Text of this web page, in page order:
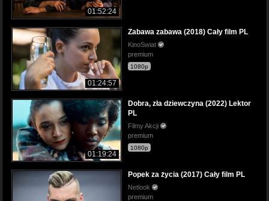
01:52:24
01:24:57
Zabawa zabawa (2018) Cały film PL
KinoSwiat
premium
1080p
01:19:24
Dobra, zła dziewczyna (2022) Lektor
PL
Filmy Akcji
premium
1080p
Popek za życia (2017) Cały film PL
Netlook
premium